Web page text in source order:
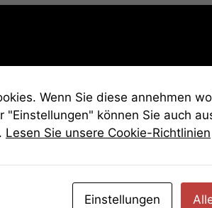
ein. Solltest du nicht zur
und du musst weiterrätseln.
dann scrolle nach unten und
Passwort eingeben.
Wenn Sie diese annehmen
"Einstellungen" können Sie auch
Lesen Sie unsere Cookie-Richtlinien
Einstellungen